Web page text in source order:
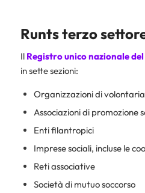
Runts terzo
Il Registro unico nazionale
in sette sezioni:
Organizzazioni di
Associazioni di promozione
Enti filantropici
Imprese sociali, incluse le
Reti associative
Società di mutuo soccorso